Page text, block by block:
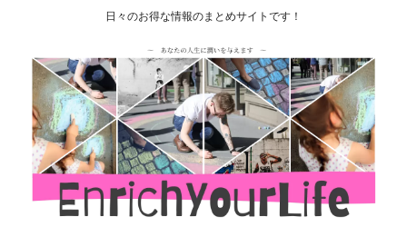
日々のお得な情報のまとめサイトです！